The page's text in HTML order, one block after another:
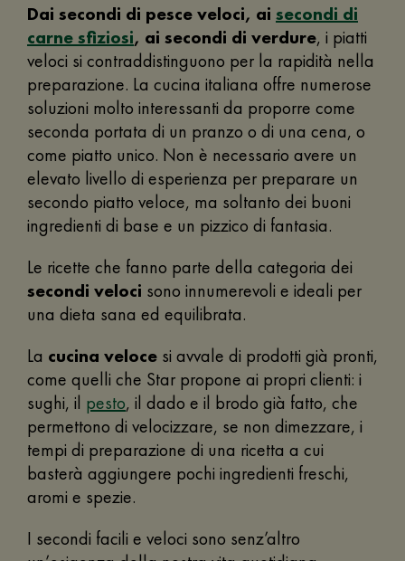
Dai secondi di pesce veloci, ai secondi di
carne sfiziosi, ai secondi di verdure, i piatti
veloci si contraddistinguono per la rapidità nella
preparazione. La cucina italiana offre numerose
soluzioni molto interessanti da proporre come
seconda portata di un pranzo o di una cena, o
come piatto unico. Non è necessario avere un
elevato livello di esperienza per preparare un
secondo piatto veloce, ma soltanto dei buoni
ingredienti di base e un pizzico di fantasia.
Le ricette che fanno parte della categoria dei
secondi veloci sono innumerevoli e ideali per
una dieta sana ed equilibrata.
La cucina veloce si avvale di prodotti già pronti,
come quelli che Star propone ai propri clienti: i
sughi, il pesto, il dado e il brodo già fatto, che
permettono di velocizzare, se non dimezzare, i
tempi di preparazione di una ricetta a cui
basterà aggiungere pochi ingredienti freschi,
aromi e spezie.
I secondi facili e veloci sono senz’altro